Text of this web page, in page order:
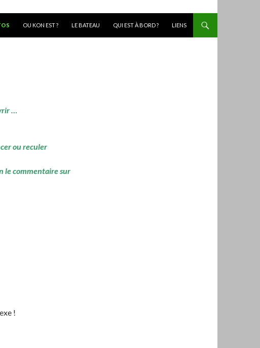
OU KON EST ? LE BATEAU QUI EST À BORD ? LIENS
…
ou reculer
le commentaire sur
!